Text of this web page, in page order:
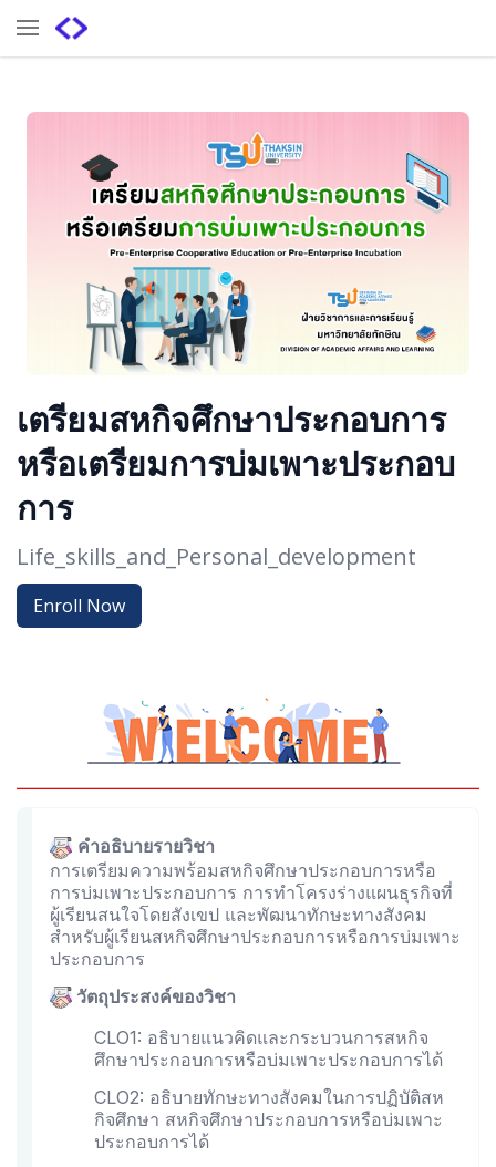
เตรียมสหกิจศึกษาประกอบการ
หรือเตรียมการบ่มเพาะประกอบ
การ
Life_skills_and_Personal_development
Enroll Now
คำอธิบายรายวิชา
การเตรียมความพร้อมสหกิจศึกษาประกอบการหรือ
การบ่มเพาะประกอบการ การทำโครงร่างแผนธุรกิจที่
ผู้เรียนสนใจโดยสังเขป และพัฒนาทักษะทางสังคม
สำหรับผู้เรียนสหกิจศึกษาประกอบการหรือการบ่มเพาะ
ประกอบการ
วัตถุประสงค์ของวิชา
CLO1: อธิบายแนวคิดและกระบวนการสหกิจ
ศึกษาประกอบการหรือบ่มเพาะประกอบการได้
CLO2: อธิบายทักษะทางสังคมในการปฏิบัติสห
กิจศึกษา สหกิจศึกษาประกอบการหรือบ่มเพาะ
ประกอบการได้